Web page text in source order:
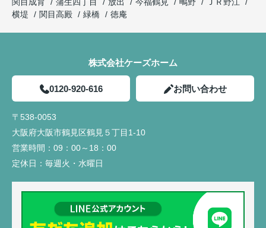
横堤
関目高殿 緑橋 徳庵
株式会社ケーズホーム
0120-920-616 お問い合わせ
〒538-0053
大阪府大阪市鶴見区鶴見５丁目1-10
営業時間： 09：00～18：00
定休日： 毎週火・水曜日